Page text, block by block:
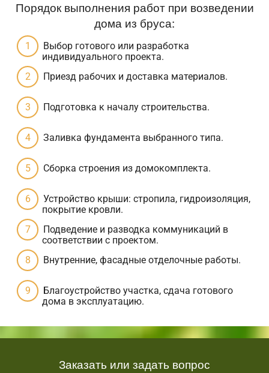
Порядок выполнения работ при возведении
дома из бруса:
Выбор готового или разработка
индивидуального проекта.
Приезд рабочих и доставка материалов.
Подготовка к началу строительства.
Заливка фундамента выбранного типа.
Сборка строения из домокомплекта.
Устройство крыши: стропила, гидроизоляция,
покрытие кровли.
Подведение и разводка коммуникаций в
соответствии с проектом.
Внутренние, фасадные отделочные работы.
Благоустройство участка, сдача готового
дома в эксплуатацию.
Заказать или задать вопрос